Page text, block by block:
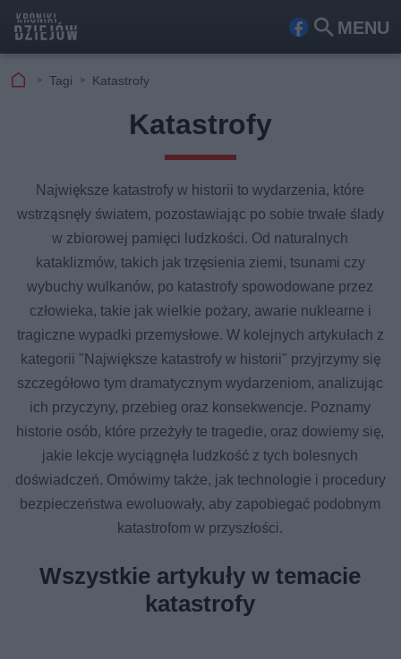
MENU
Fa Szu
Tagi Katastrofy
Katastrofy
Największe katastrofy w historii to wydarzenia, które
wstrząsnęły światem, pozostawiając po sobie trwałe ślady
w zbiorowej pamięci ludzkości. Od naturalnych
kataklizmów, takich jak trzęsienia ziemi, tsunami czy
wybuchy wulkanów, po katastrofy spowodowane przez
człowieka, takie jak wielkie pożary, awarie nuklearne i
tragiczne wypadki przemysłowe. W kolejnych artykułach z
kategorii "Największe katastrofy w historii" przyjrzymy się
szczegółowo tym dramatycznym wydarzeniom, analizując
ich przyczyny, przebieg oraz konsekwencje. Poznamy
historie osób, które przeżyły te tragedie, oraz dowiemy się,
jakie lekcje wyciągnęła ludzkość z tych bolesnych
doświadczeń. Omówimy także, jak technologie i procedury
bezpieczeństwa ewoluowały, aby zapobiegać podobnym
katastrofom w przyszłości.
Wszystkie artykuły w temacie
katastrofy